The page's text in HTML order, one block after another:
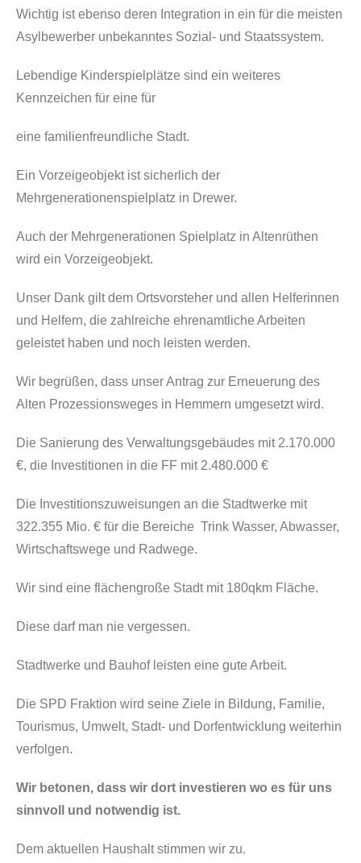
Wichtig ist ebenso deren Integration in ein für die meisten
Asylbewerber unbekanntes Sozial- und Staatssystem.
Lebendige Kinderspielplätze sind ein weiteres
Kennzeichen für eine für
eine familienfreundliche Stadt.
Ein Vorzeigeobjekt ist sicherlich der
Mehrgenerationenspielplatz in Drewer.
Auch der Mehrgenerationen Spielplatz in Altenrüthen
wird ein Vorzeigeobjekt.
Unser Dank gilt dem Ortsvorsteher und allen Helferinnen
und Helfern, die zahlreiche ehrenamtliche Arbeiten
geleistet haben und noch leisten werden.
Wir begrüßen, dass unser Antrag zur Erneuerung des
Alten Prozessionsweges in Hemmern umgesetzt wird.
Die Sanierung des Verwaltungsgebäudes mit 2.170.000
€, die Investitionen in die FF mit 2.480.000 €
Die Investitionszuweisungen an die Stadtwerke mit
322.355 Mio. € für die Bereiche Trink Wasser, Abwasser,
Wirtschaftswege und Radwege.
Wir sind eine flächengroße Stadt mit 180qkm Fläche.
Diese darf man nie vergessen.
Stadtwerke und Bauhof leisten eine gute Arbeit.
Die SPD Fraktion wird seine Ziele in Bildung, Familie,
Tourismus, Umwelt, Stadt- und Dorfentwicklung weiterhin
verfolgen.
Wir betonen, dass wir dort investieren wo es für uns
sinnvoll und notwendig ist.
Dem aktuellen Haushalt stimmen wir zu.